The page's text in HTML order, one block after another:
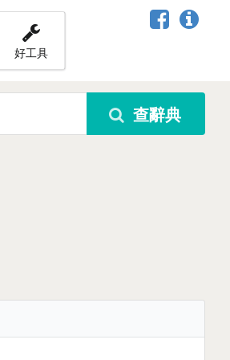
好工具
查辭典